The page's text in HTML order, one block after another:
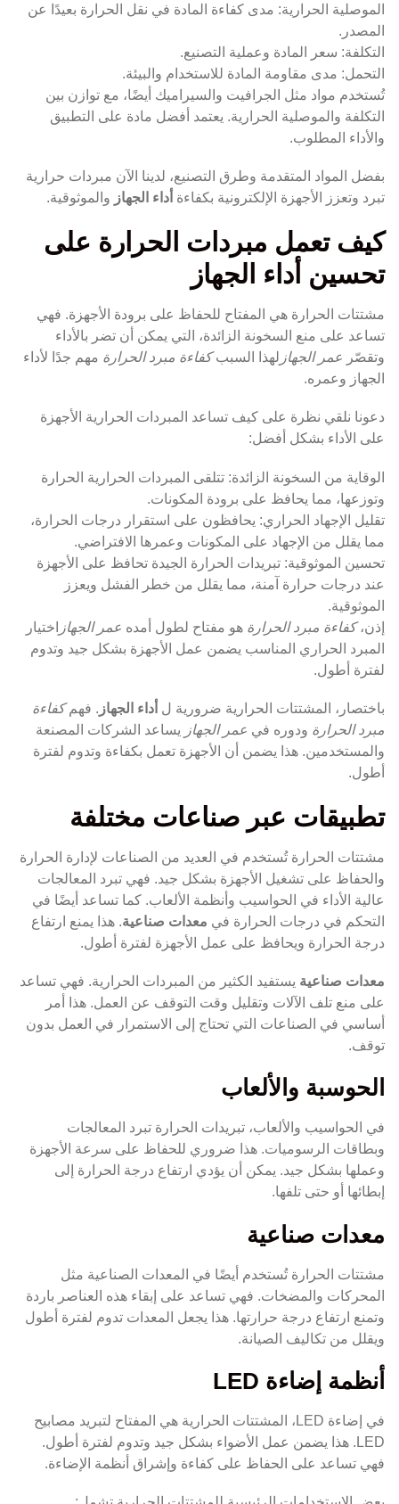
الموصلية الحرارية: مدى كفاءة المادة في نقل الحرارة بعيدًا عن
المصدر.
التكلفة: سعر المادة وعملية التصنيع.
التحمل: مدى مقاومة المادة للاستخدام والبيئة.
تُستخدم مواد مثل الجرافيت والسيراميك أيضًا، مع توازن بين
التكلفة والموصلية الحرارية. يعتمد أفضل مادة على التطبيق
والأداء المطلوب.
بفضل المواد المتقدمة وطرق التصنيع، لدينا الآن مبردات حرارية
تبرد وتعزز الأجهزة الإلكترونية بكفاءة أداء الجهاز والموثوقية.
كيف تعمل مبردات الحرارة على
تحسين أداء الجهاز
مشتتات الحرارة هي المفتاح للحفاظ على برودة الأجهزة. فهي
تساعد على منع السخونة الزائدة، التي يمكن أن تضر بالأداء
وتقصّر عمر الجهاز لهذا السببكفاءة مبرد الحرارةمهم جدًا لأداء
الجهاز وعمره.
دعونا نلقي نظرة على كيف تساعد المبردات الحرارية الأجهزة
على الأداء بشكل أفضل:
الوقاية من السخونة الزائدة: تتلقى المبردات الحرارية الحرارة
وتوزعها، مما يحافظ على برودة المكونات.
تقليل الإجهاد الحراري: يحافظون على استقرار درجات الحرارة،
مما يقلل من الإجهاد على المكونات وعمرها الافتراضي.
تحسين الموثوقية: تبريدات الحرارة الجيدة تحافظ على الأجهزة
عند درجات حرارة آمنة، مما يقلل من خطر الفشل ويعزز
الموثوقية.
إذن،كفاءة مبرد الحرارةهو مفتاح لطول أمده عمر الجهاز اختيار
المبرد الحراري المناسب يضمن عمل الأجهزة بشكل جيد وتدوم
لفترة أطول.
باختصار، المشتتات الحرارية ضرورية ل أداء الجهاز . فهمكفاءة
مبرد الحرارةودوره في عمر الجهاز يساعد الشركات المصنعة
والمستخدمين. هذا يضمن أن الأجهزة تعمل بكفاءة وتدوم لفترة
أطول.
تطبيقات عبر صناعات مختلفة
مشتتات الحرارة تُستخدم في العديد من الصناعات لإدارة الحرارة
والحفاظ على تشغيل الأجهزة بشكل جيد. فهي تبرد المعالجات
عالية الأداء في الحواسيب وأنظمة الألعاب. كما تساعد أيضًا في
التحكم في درجات الحرارة في معدات صناعية. هذا يمنع ارتفاع
درجة الحرارة ويحافظ على عمل الأجهزة لفترة أطول.
معدات صناعيةيستفيد الكثير من المبردات الحرارية. فهي تساعد
على منع تلف الآلات وتقليل وقت التوقف عن العمل. هذا أمر
أساسي في الصناعات التي تحتاج إلى الاستمرار في العمل بدون
توقف.
الحوسبة والألعاب
في الحواسيب والألعاب، تبريدات الحرارة تبرد المعالجات
وبطاقات الرسوميات. هذا ضروري للحفاظ على سرعة الأجهزة
وعملها بشكل جيد. يمكن أن يؤدي ارتفاع درجة الحرارة إلى
إبطائها أو حتى تلفها.
معدات صناعية
مشتتات الحرارة تُستخدم أيضًا في المعدات الصناعية مثل
المحركات والمضخات. فهي تساعد على إبقاء هذه العناصر باردة
وتمنع ارتفاع درجة حرارتها. هذا يجعل المعدات تدوم لفترة أطول
ويقلل من تكاليف الصيانة.
أنظمة إضاءة LED
في إضاءة LED، المشتتات الحرارية هي المفتاح لتبريد مصابيح
LED. هذا يضمن عمل الأضواء بشكل جيد وتدوم لفترة أطول.
فهي تساعد على الحفاظ على كفاءة وإشراق أنظمة الإضاءة.